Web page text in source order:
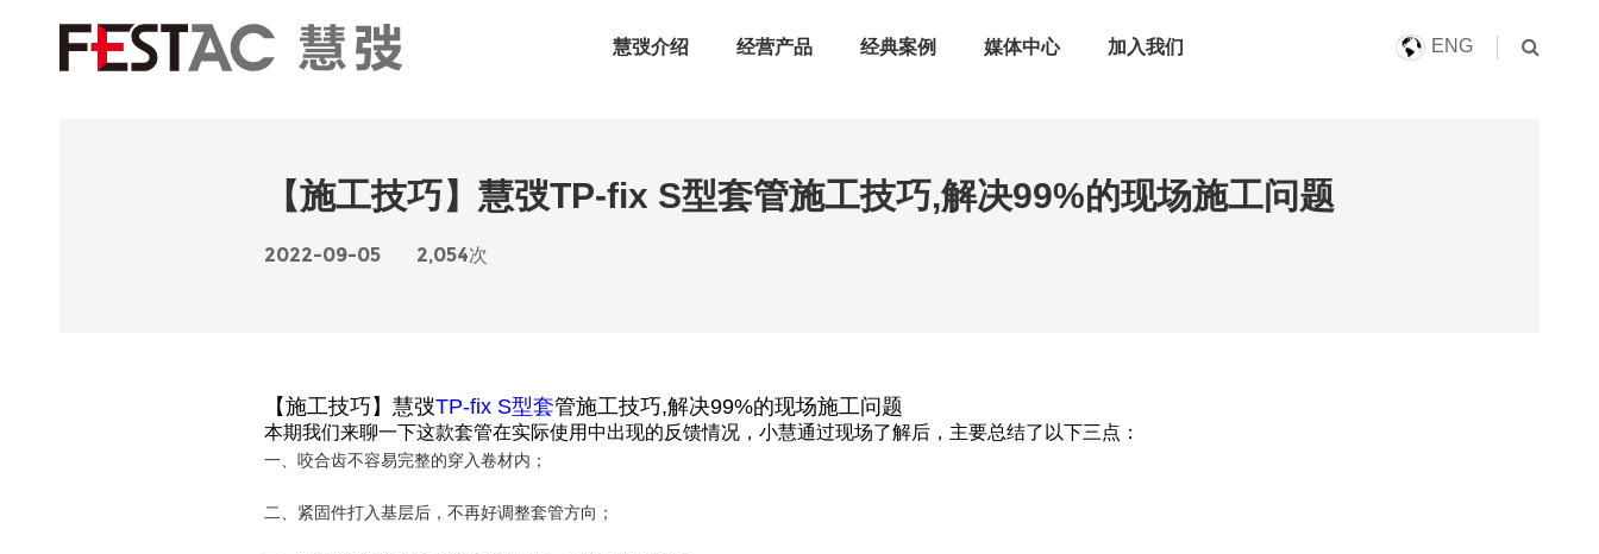
慧弢介绍 经营产品 经典案例 媒体中心 加入我们 ENG
【施工技巧】慧弢TP-fix S型套管施工技巧,解决99%的现场施工问题
2022-09-05 2,054次
【施工技巧】慧弢TP-fix S型套管施工技巧,解决99%的现场施工问题
本期我们来聊一下这款套管在实际使用中出现的反馈情况，小慧通过现场了解后，主要总结了以下三点：
一、咬合齿不容易完整的穿入卷材内；
二、紧固件打入基层后，不再好调整套管方向；